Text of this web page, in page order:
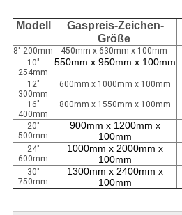
Modell
Gaspreis-Zeichen-
Größe
8" 200mm 450mm x 630mm x 100mm
10"
254mm
550mm x 950mm x 100mm
12"
300mm
600mm x 1000mm x 100mm
16"
400mm
800mm x 1550mm x 100mm
20"
500mm
900mm x 1200mm x
100mm
24"
600mm
1000mm x 2000mm x
100mm
30"
750mm
1300mm x 2400mm x
100mm